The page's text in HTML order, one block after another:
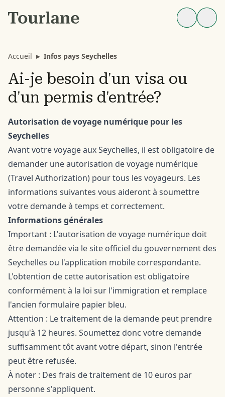
Accueil ▸ Infos pays Seychelles
Ai-je besoin d'un visa ou
d'un permis d'entrée?
Autorisation de voyage numérique pour les
Seychelles
Avant votre voyage aux Seychelles, il est obligatoire de
demander une autorisation de voyage numérique
(Travel Authorization) pour tous les voyageurs. Les
informations suivantes vous aideront à soumettre
votre demande à temps et correctement.
Informations générales
Important : L'autorisation de voyage numérique doit
être demandée via le site officiel du gouvernement des
Seychelles ou l'application mobile correspondante.
L'obtention de cette autorisation est obligatoire
conformément à la loi sur l'immigration et remplace
l'ancien formulaire papier bleu.
Attention : Le traitement de la demande peut prendre
jusqu'à 12 heures. Soumettez donc votre demande
suffisamment tôt avant votre départ, sinon l'entrée
peut être refusée.
À noter : Des frais de traitement de 10 euros par
personne s'appliquent.